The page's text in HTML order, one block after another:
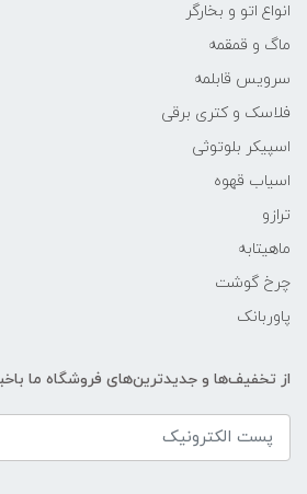
انواع اتو و بخارگر
ماگ و قمقمه
سرویس قابلمه
فلاسک و کتری برقی
اسپیکر بلوتوثی
اسیاب قهوه
ترازو
ماهیتابه
چرخ گوشت
پاوربانک
از تخفیف‌ها و جدیدترین‌های فروشگاه ما